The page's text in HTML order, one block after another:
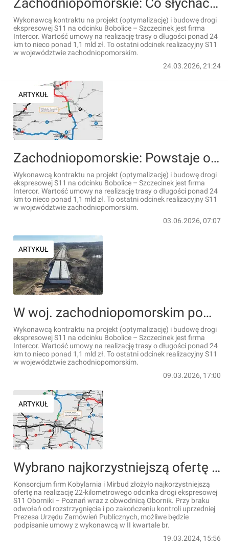
Zachodniopomorskie: Co słychać na budowie odcinka drogi ekspresowej S11 Bobolice – Szczecinek? [FILMY]
Wykonawcą kontraktu na projekt (optymalizację) i budowę drogi
ekspresowej S11 na odcinku Bobolice – Szczecinek jest firma
Intercor. Wartość umowy na realizację trasy o długości ponad 24
km to nieco ponad 1,1 mld zł. To ostatni odcinek realizacyjny S11
w województwie zachodniopomorskim.
24.03.2026, 21:24
ARTYKUŁ
Zachodniopomorskie: Powstaje odcinek drogi ekspresowej S11 Bobolice – Szczecinek [FILMY]
Wykonawcą kontraktu na projekt (optymalizację) i budowę drogi
ekspresowej S11 na odcinku Bobolice – Szczecinek jest firma
Intercor. Wartość umowy na realizację trasy o długości ponad 24
km to nieco ponad 1,1 mld zł. To ostatni odcinek realizacyjny S11
w województwie zachodniopomorskim.
03.06.2026, 07:07
ARTYKUŁ
W woj. zachodniopomorskim powstaje odcinek drogi ekspresowej S11 Bobolice – Szczecinek [FILMY]
Wykonawcą kontraktu na projekt (optymalizację) i budowę drogi
ekspresowej S11 na odcinku Bobolice – Szczecinek jest firma
Intercor. Wartość umowy na realizację trasy o długości ponad 24
km to nieco ponad 1,1 mld zł. To ostatni odcinek realizacyjny S11
w województwie zachodniopomorskim.
09.03.2026, 17:00
ARTYKUŁ
Wybrano najkorzystniejszą ofertę na budowę drogi ekspresowej S11 Oborniki – Poznań
Konsorcjum firm Kobylarnia i Mirbud złożyło najkorzystniejszą
ofertę na realizację 22-kilometrowego odcinka drogi ekspresowej
S11 Oborniki – Poznań wraz z obwodnicą Obornik. Przy braku
odwołań od rozstrzygnięcia i po zakończeniu kontroli uprzedniej
Prezesa Urzędu Zamówień Publicznych, możliwe będzie
podpisanie umowy z wykonawcą w II kwartale br.
19.03.2024, 15:56